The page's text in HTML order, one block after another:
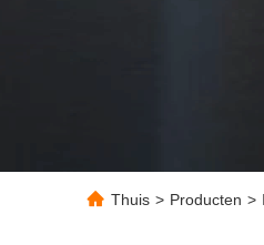
Thuis > Producten >